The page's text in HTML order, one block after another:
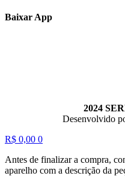
Baixar App
2024
Desenvolvido
R$ 0,00 0
Antes de finalizar a compra,
aparelho com a descrição da